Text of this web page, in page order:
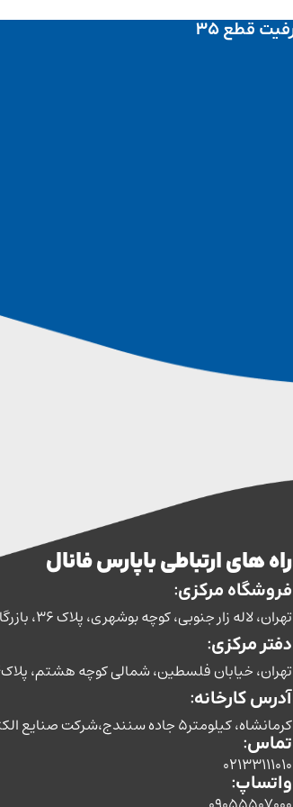
راه های ارتباطی با پارس فانال
فروشگاه مرکزی:
تهران، لاله زار جنوبی، کوچه بوشهری، پلاک 36، بازرگانی پارس فانال(زاغیان)
دفتر مرکزی:
تهران، خیابان فلسطین، شمالی کوچه هشتم، پلاک4،طبقه دوم
آدرس کارخانه:
کرمانشاه، کیلومتر5 جاده سنندج،شرکت صنایع الکتریکی پارس حفاظ
تماس:
02133111010
واتساپ: